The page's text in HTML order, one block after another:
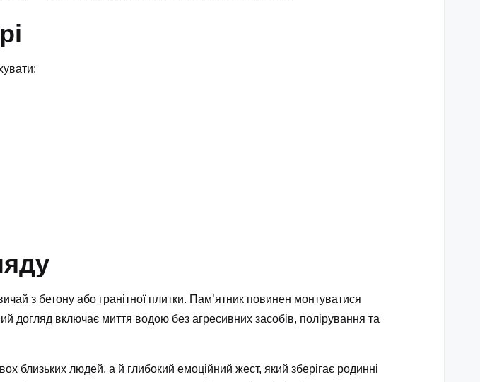
з бетону або гранітної плитки. Пам’ятник повинен монтуватися
догляд включає миття водою без агресивних засобів, полірування та
близьких людей, а й глибокий емоційний жест, який зберігає родинні